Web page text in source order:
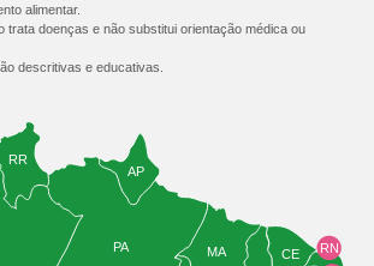
alimentar.
trata doenças e não substitui orientação médica ou
descritivas e educativas.
RN
CE
MA
AP
PA
RR